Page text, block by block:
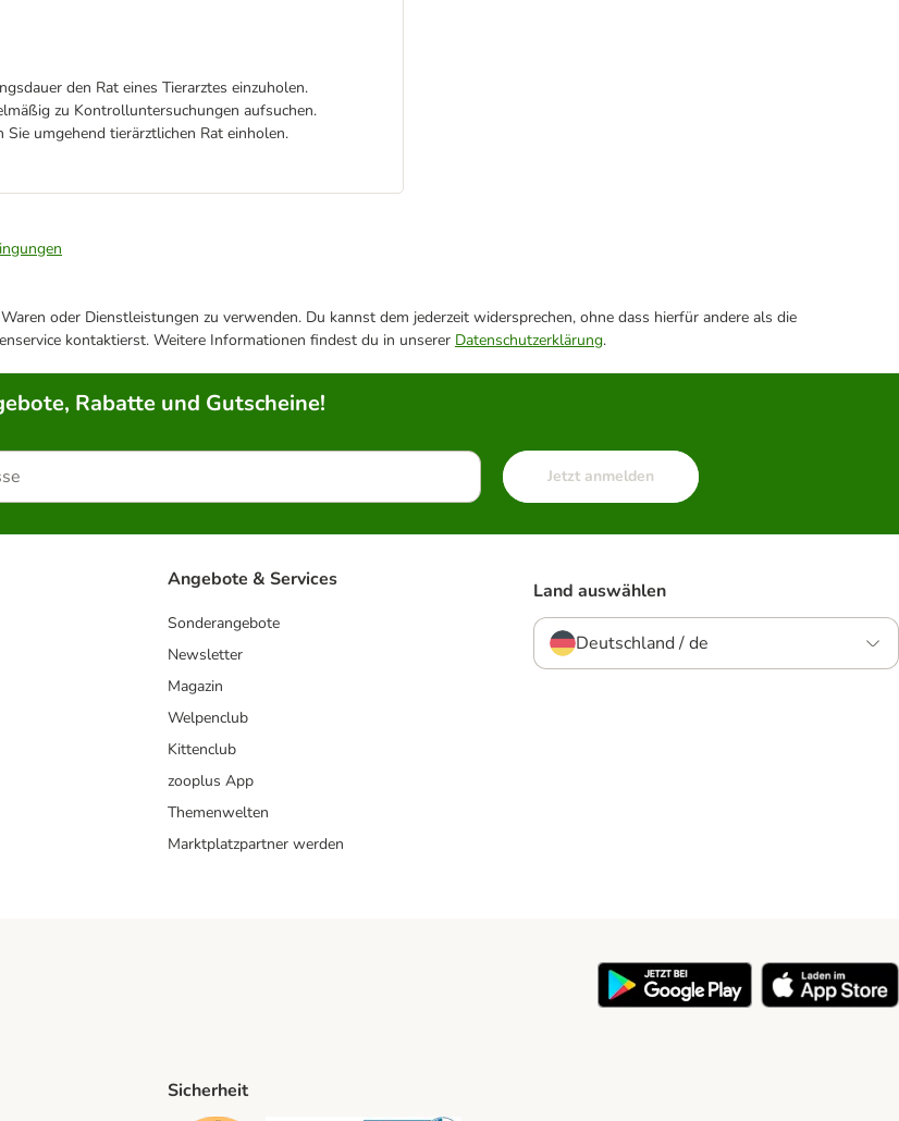
den Rat eines Tierarztes einzuholen.
zu Kontrolluntersuchungen aufsuchen.
umgehend tierärztlichen Rat einholen.
oder Dienstleistungen zu verwenden. Du kannst dem jederzeit widersprechen, ohne dass hierfür andere als die
kontaktierst. Weitere Informationen findest du in unserer Datenschutzerklärung.
Rabatte und Gutscheine!
Jetzt anmelden
Angebote & Services
Sonderangebote
Newsletter
Magazin
Welpenclub
Kittenclub
zooplus App
Themenwelten
Marktplatzpartner werden
Land auswählen
Deutschland / de
Sicherheit